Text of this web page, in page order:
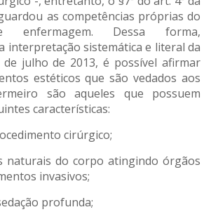
as competências próprias do
enfermagem. Dessa forma,
interpretação sistemática e literal da
de julho de 2013, é possível afirmar
estéticos que são vedados aos
são aqueles que possuem
características:
cirúrgico;
naturais do corpo atingindo órgãos
invasivos;
profunda;